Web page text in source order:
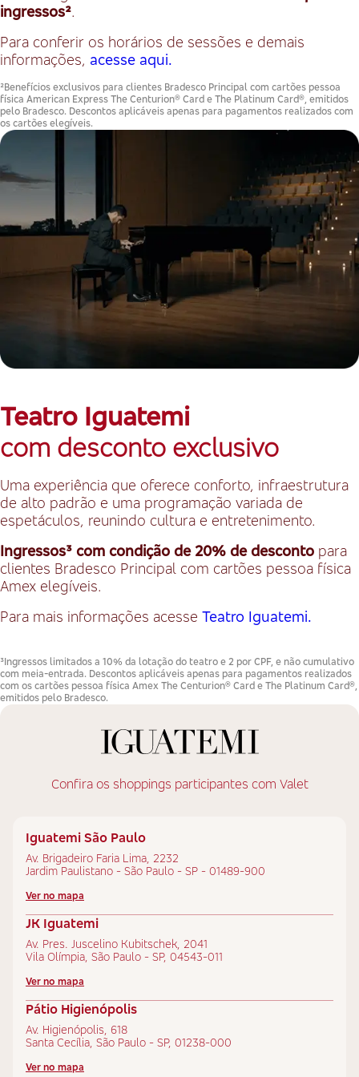
ingressos².
Para conferir os horários de sessões e demais
informações, acesse aqui.
²Benefícios exclusivos para clientes Bradesco Principal com cartões pessoa
física American Express The Centurion® Card e The Platinum Card®, emitidos
pelo Bradesco. Descontos aplicáveis apenas para pagamentos realizados com
os cartões elegíveis.
Teatro Iguatemi
com desconto exclusivo
Uma experiência que oferece conforto, infraestrutura
de alto padrão e uma programação variada de
espetáculos, reunindo cultura e entretenimento.
Ingressos³ com condição de 20% de desconto para
clientes Bradesco Principal com cartões pessoa física
Amex elegíveis.
Para mais informações acesse Teatro Iguatemi.
³Ingressos limitados a 10% da lotação do teatro e 2 por CPF, e não cumulativo
com meia-entrada. Descontos aplicáveis apenas para pagamentos realizados
com os cartões pessoa física Amex The Centurion® Card e The Platinum Card®,
emitidos pelo Bradesco.
Confira os shoppings participantes com Valet
Iguatemi São Paulo
Av. Brigadeiro Faria Lima, 2232
Jardim Paulistano - São Paulo - SP - 01489-900
Ver no mapa
JK Iguatemi
Av. Pres. Juscelino Kubitschek, 2041
Vila Olímpia, São Paulo - SP, 04543-011
Ver no mapa
Pátio Higienópolis
Av. Higienópolis, 618
Santa Cecília, São Paulo - SP, 01238-000
Ver no mapa